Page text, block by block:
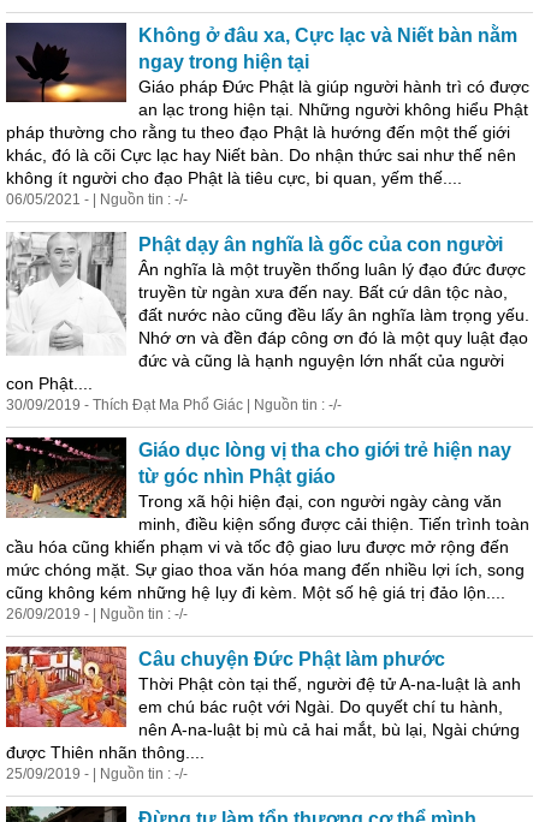
Không ở đâu xa, Cực lạc và Niết bàn nằm
ngay trong hiện tại
Giáo pháp Đức Phật là giúp người hành trì có được
an lạc trong hiện tại. Những người không hiểu Phật
pháp thường cho rằng tu theo đạo Phật là hướng đến một thế giới
khác, đó là cõi Cực lạc hay Niết bàn. Do nhận thức sai như thế nên
không ít người cho đạo Phật là tiêu cực, bi quan, yếm thế....
06/05/2021 - | Nguồn tin : -/-
Phật dạy ân nghĩa là gốc của con người
Ân nghĩa là một truyền thống luân lý đạo đức được
truyền từ ngàn xưa đến nay. Bất cứ dân tộc nào,
đất nước nào cũng đều lấy ân nghĩa làm trọng yếu.
Nhớ ơn và đền đáp công ơn đó là một quy luật đạo
đức và cũng là hạnh nguyện lớn nhất của người
con Phật....
30/09/2019 - Thích Đạt Ma Phổ Giác | Nguồn tin : -/-
Giáo dục lòng vị tha cho giới trẻ hiện nay
từ góc nhìn Phật giáo
Trong xã hội hiện đại, con người ngày càng văn
minh, điều kiện sống được cải thiện. Tiến trình toàn
cầu hóa cũng khiến phạm vi và tốc độ giao lưu được mở rộng đến
mức chóng mặt. Sự giao thoa văn hóa mang đến nhiều lợi ích, song
cũng không kém những hệ lụy đi kèm. Một số hệ giá trị đảo lộn....
26/09/2019 - | Nguồn tin : -/-
Câu chuyện Đức Phật làm phước
Thời Phật còn tại thế, người đệ tử A-na-luật là anh
em chú bác ruột với Ngài. Do quyết chí tu hành,
nên A-na-luật bị mù cả hai mắt, bù lại, Ngài chứng
được Thiên nhãn thông....
25/09/2019 - | Nguồn tin : -/-